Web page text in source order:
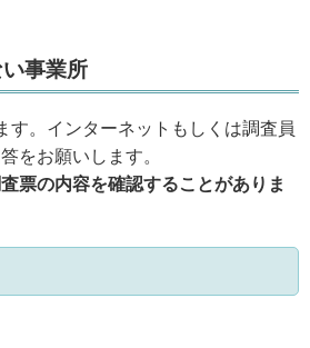
事業所
す。インターネットもしくは調査員
をお願いします。
票の内容を確認することがありま